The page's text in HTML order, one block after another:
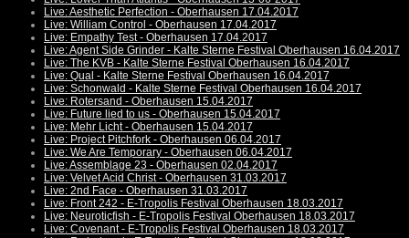
Live: Aesthetic Perfection - Oberhausen 17.04.2017
Live: William Control - Oberhausen 17.04.2017
Live: Empathy Test - Oberhausen 17.04.2017
Live: Agent Side Grinder - Kalte Sterne Festival Oberhausen 16.04.2017
Live: The KVB - Kalte Sterne Festival Oberhausen 16.04.2017
Live: Qual - Kalte Sterne Festival Oberhausen 16.04.2017
Live: Schonwald - Kalte Sterne Festival Oberhausen 16.04.2017
Live: Rotersand - Oberhausen 15.04.2017
Live: Future lied to us - Oberhausen 15.04.2017
Live: Mehr Licht - Oberhausen 15.04.2017
Live: Project Pitchfork - Oberhausen 06.04.2017
Live: We Are Temporary - Oberhausen 06.04.2017
Live: Assemblage 23 - Oberhausen 02.04.2017
Live: Velvet Acid Christ - Oberhausen 31.03.2017
Live: 2nd Face - Oberhausen 31.03.2017
Live: Front 242 - E-Tropolis Festival Oberhausen 18.03.2017
Live: Neuroticfish - E-Tropolis Festival Oberhausen 18.03.2017
Live: Covenant - E-Tropolis Festival Oberhausen 18.03.2017